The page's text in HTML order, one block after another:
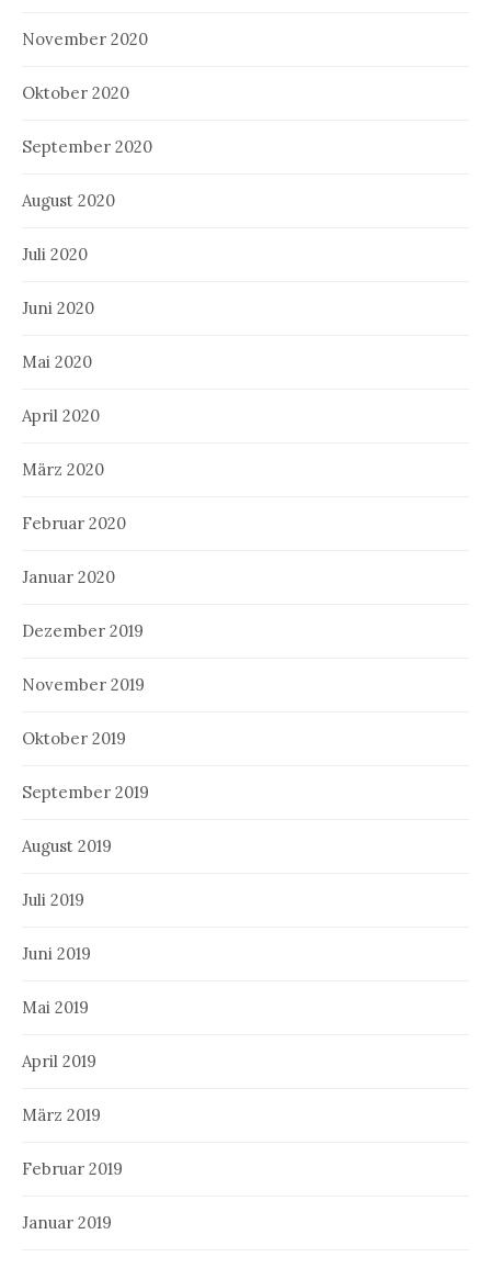
November 2020
Oktober 2020
September 2020
August 2020
Juli 2020
Juni 2020
Mai 2020
April 2020
März 2020
Februar 2020
Januar 2020
Dezember 2019
November 2019
Oktober 2019
September 2019
August 2019
Juli 2019
Juni 2019
Mai 2019
April 2019
März 2019
Februar 2019
Januar 2019